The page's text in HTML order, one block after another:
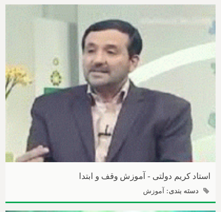
استاد کریم دولتی - آموزش وقف و ابتدا
دسته بندی: آموزش